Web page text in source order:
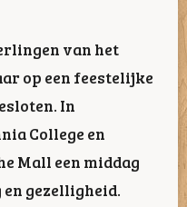
van het
op een feestelijke
In
College en
Mall een middag
gezelligheid.